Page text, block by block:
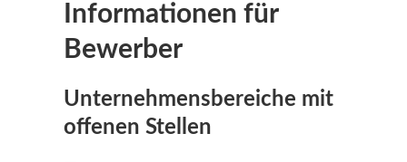
Informationen für
Bewerber
Unternehmensbereiche mit
offenen Stellen